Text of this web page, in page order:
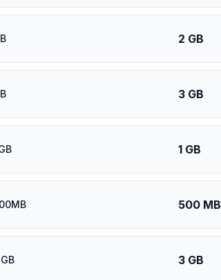
2 GB
3 GB
1 GB
500 MB
3 GB